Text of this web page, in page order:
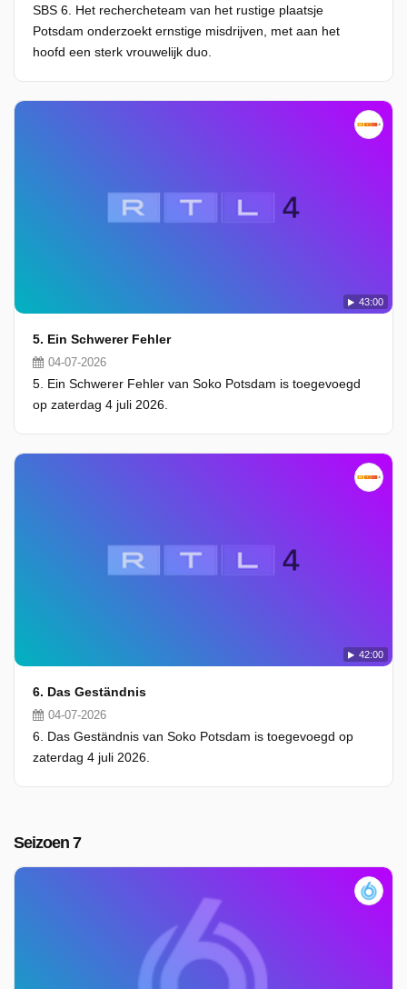
SBS 6. Het rechercheteam van het rustige plaatsje
Potsdam onderzoekt ernstige misdrijven, met aan het
hoofd een sterk vrouwelijk duo.
43:00
5. Ein Schwerer Fehler
04-07-2026
5. Ein Schwerer Fehler van Soko Potsdam is toegevoegd
op zaterdag 4 juli 2026.
42:00
6. Das Geständnis
04-07-2026
6. Das Geständnis van Soko Potsdam is toegevoegd op
zaterdag 4 juli 2026.
Seizoen 7